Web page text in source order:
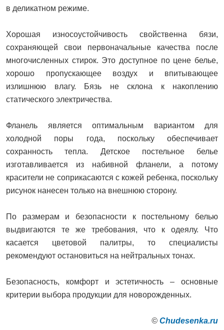
в деликатном режиме.
Хорошая износоустойчивость свойственна бязи,
сохраняющей свои первоначальные качества после
многочисленных стирок. Это доступное по цене белье,
хорошо пропускающее воздух и впитывающее
излишнюю влагу. Бязь не склона к накоплению
статического электричества.
Фланель является оптимальным вариантом для
холодной поры года, поскольку обеспечивает
сохранность тепла. Детское постельное белье
изготавливается из набивной фланели, а потому
красители не соприкасаются с кожей ребенка, поскольку
рисунок нанесен только на внешнюю сторону.
По размерам и безопасности к постельному белью
выдвигаются те же требования, что к одеялу. Что
касается цветовой палитры, то специалисты
рекомендуют остановиться на нейтральных тонах.
Безопасность, комфорт и эстетичность – основные
критерии выбора продукции для новорожденных.
© Сhudesenka.ru